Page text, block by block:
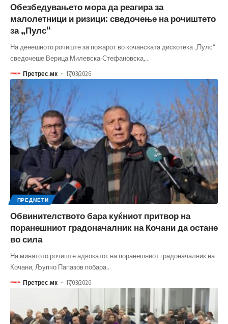
Обезбедувањето мора да реагира за
малолетници и ризици: сведочење на рочиштето
за „Пулс“
На денешното рочиште за пожарот во кочанската дискотека „Пулс“
сведочеше Верица Милевска-Стефановска, …
Претрес.мк 17/03/2026
ПРЕДМЕТИ
Обвинителството бара куќниот притвор на
поранешниот градоначалник на Кочани да остане
во сила
На минатото рочиште адвокатот на поранешниот градоначалник на
Кочани, Љупчо Папазов побара…
Претрес.мк 17/03/2026